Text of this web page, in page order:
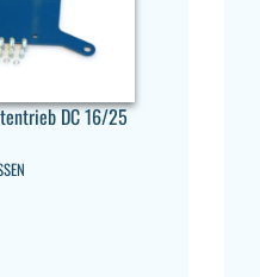
DC 16/25